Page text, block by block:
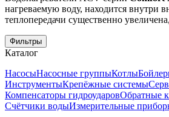
нагреваемую воду, находится внутри
теплопередачи существенно
Фильтры
Каталог
НасосыНасосные группыКотлы
ИнструментыКрепёжные системы
Компенсаторы гидроударовОбратные
Счётчики водыИзмерительные